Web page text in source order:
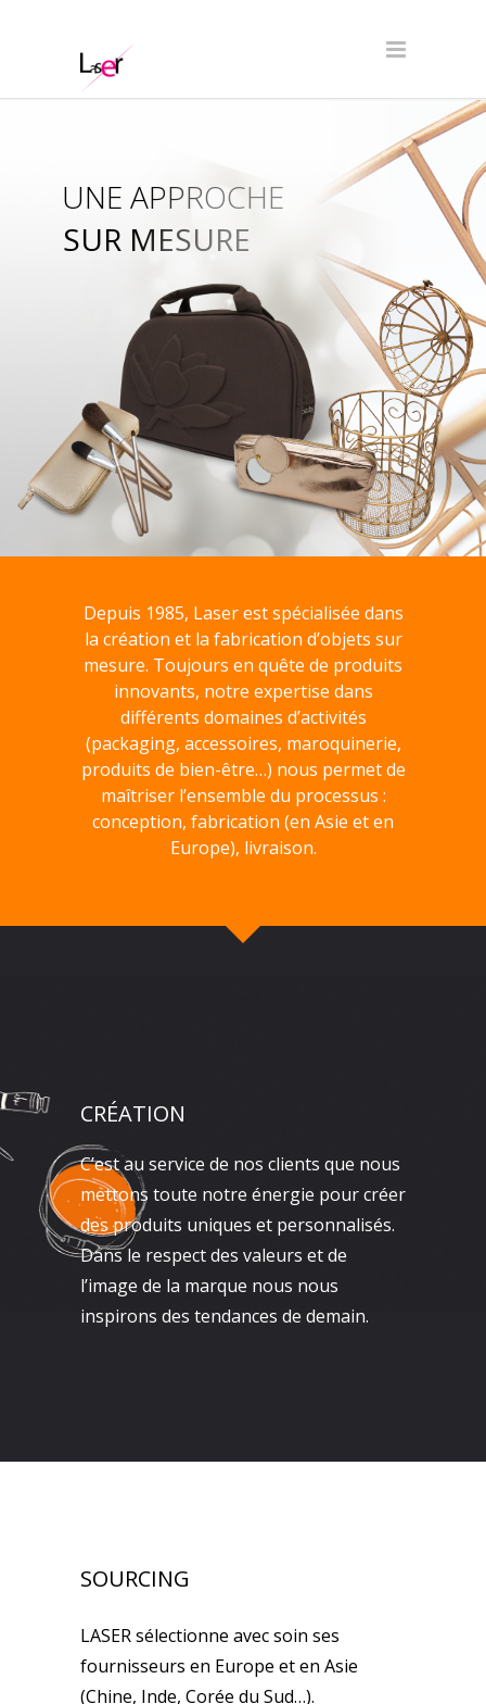
SUR MESURE
UNE APPROCHE
Depuis 1985, Laser est spécialisée dans
la création et la fabrication d’objets sur
mesure. Toujours en quête de produits
innovants, notre expertise dans
différents domaines d’activités
(packaging, accessoires, maroquinerie,
produits de bien-être…) nous permet de
maîtriser l’ensemble du processus :
conception, fabrication (en Asie et en
Europe), livraison.
CRÉATION
C’est au service de nos clients que nous
mettons toute notre énergie pour créer
des produits uniques et personnalisés.
Dans le respect des valeurs et de
l’image de la marque nous nous
inspirons des tendances de demain.
SOURCING
LASER sélectionne avec soin ses
fournisseurs en Europe et en Asie
(Chine, Inde, Corée du Sud…).